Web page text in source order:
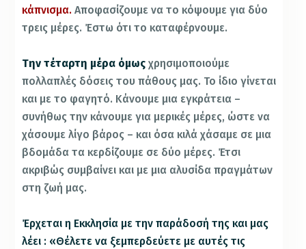
κάπνισμα. Αποφασίζουμε να το κόψουμε για δύο
τρεις μέρες. Έστω ότι το καταφέρνουμε.
Την τέταρτη μέρα όμωςχρησιμοποιούμε
πολλαπλές δόσεις του πάθους μας. Το ίδιο γίνεται
και με το φαγητό. Κάνουμε μια εγκράτεια –
συνήθως την κάνουμε για μερικές μέρες, ώστε να
χάσουμε λίγο βάρος – και όσα κιλά χάσαμε σε μια
βδομάδα τα κερδίζουμε σε δύο μέρες. Έτσι
ακριβώς συμβαίνει και με μια αλυσίδα πραγμάτων
στη ζωή μας.
Έρχεται η Εκκλησία με την παράδοσή της και μας
λέει : «Θέλετε να ξεμπερδεύετε με αυτές τις